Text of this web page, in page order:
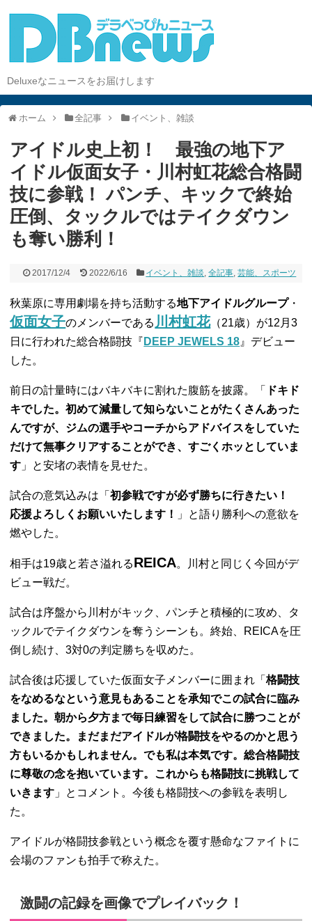
Deluxeなニュースをお届けします
ホーム 全記事 イベント、雑談
アイドル史上初！ 最強の地下ア
イドル仮面女子・川村虹花総合格闘
技に参戦！ パンチ、キックで終始
圧倒、タックルではテイクダウン
も奪い勝利！
2017/12/4 2022/6/16 イベント、雑談,全記事,芸能、スポーツ
秋葉原に専用劇場を持ち活動する地下アイドルグループ・
仮面女子のメンバーである 川村虹花（21歳）が12月3
日に行われた総合格闘技『 DEEP JEWELS 18 』デビュー
した。
前日の計量時にはバキバキに割れた腹筋を披露。「
ドキド
キでした。初めて減量して知らないことがたくさんあった
んですが、ジムの選手やコーチからアドバイスをしていた
だけて無事クリアすることができ、すごくホッとしていま
す 」と安堵の表情を見せた。
試合の意気込みは「初参戦ですが必ず勝ちに行きたい！
応援よろしくお願いいたします！
」と語り勝利への意欲を
燃やした。
相手は19歳と若さ溢れるREICA。川村と同じく今回がデ
ビュー戦だ。
試合は序盤から川村がキック、パンチと積極的に攻め、タ
ックルでテイクダウンを奪うシーンも。終始、REICAを圧
倒し続け、3対0の判定勝ちを収めた。
試合後は応援していた仮面女子メンバーに囲まれ「格闘技
をなめるなという意見もあることを承知でこの試合に臨み
ました。朝から夕方まで毎日練習をして試合に勝つことが
できました。まだまだアイドルが格闘技をやるのかと思う
方もいるかもしれません。でも私は本気です。総合格闘技
に尊敬の念を抱いています。これからも格闘技に挑戦して
いきます 」とコメント。今後も格闘技への参戦を表明し
た。
アイドルが格闘技参戦という概念を覆す懸命なファイトに
会場のファンも拍手で称えた。
激闘の記録を画像でプレイバック！